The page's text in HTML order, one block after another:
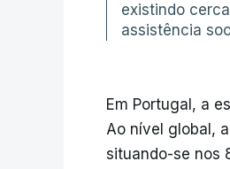
existindo
assistência
Em Portugal, a
Ao nível global,
situando-se nos